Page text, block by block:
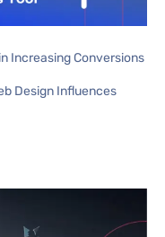
Increasing Conversions
Design Influences